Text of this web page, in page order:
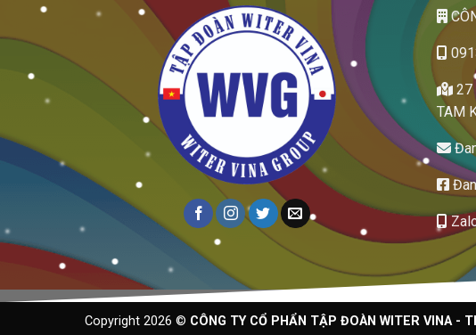
27
TAM
Copyright 2026 © CÔNG TY CỔ PHẨN TẬP ĐOÀN WITER VINA -